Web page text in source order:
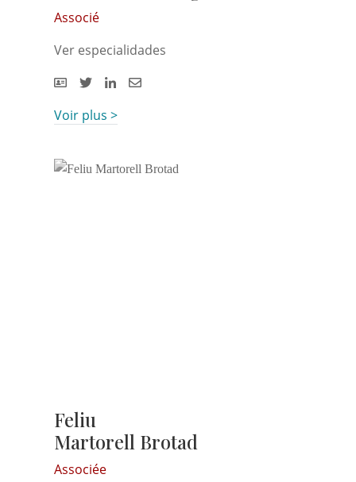
Associé
Ver especialidades
Voir plus >
Feliu
Martorell Brotad
Associée